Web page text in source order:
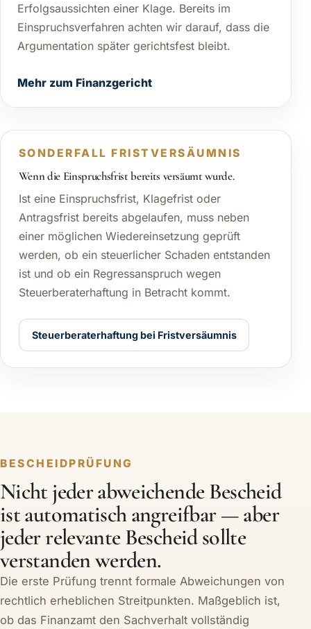
Erfolgsaussichten einer Klage. Bereits im
Einspruchsverfahren achten wir darauf, dass die
Argumentation später gerichtsfest bleibt.
Mehr zum Finanzgericht
SONDERFALL FRISTVERSÄUMNIS
Wenn die Einspruchsfrist bereits versäumt wurde.
Ist eine Einspruchsfrist, Klagefrist oder
Antragsfrist bereits abgelaufen, muss neben
einer möglichen Wiedereinsetzung geprüft
werden, ob ein steuerlicher Schaden entstanden
ist und ob ein Regressanspruch wegen
Steuerberaterhaftung in Betracht kommt.
Steuerberaterhaftung bei Fristversäumnis
BESCHEIDPRÜFUNG
Nicht jeder abweichende Bescheid
ist automatisch angreifbar — aber
jeder relevante Bescheid sollte
verstanden werden.
Die erste Prüfung trennt formale Abweichungen von
rechtlich erheblichen Streitpunkten. Maßgeblich ist,
ob das Finanzamt den Sachverhalt vollständig